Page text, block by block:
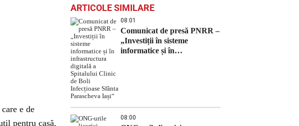
e de
pentru casă,
ARTICOLE SIMILARE
08:01
Comunicat de presă PNRR –
„Investiții în sisteme
informatice și în
08:00